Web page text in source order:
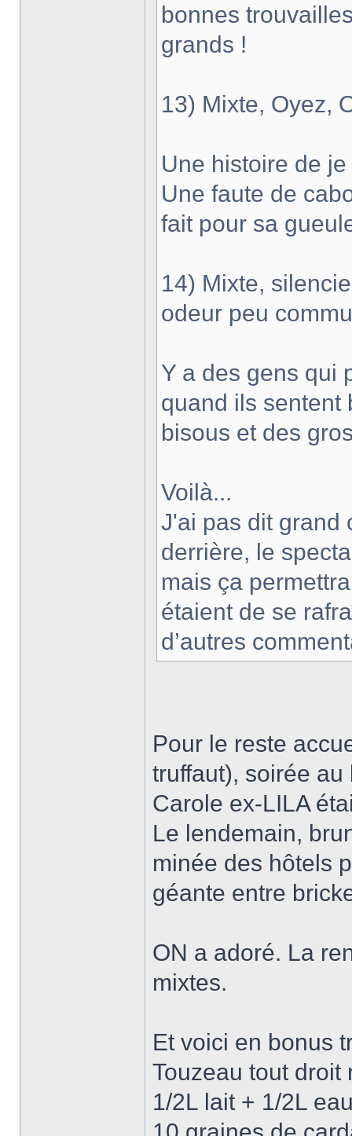
bonnes
grands !
13) Mixte, Oyez,
Une histoire de
Une faute de
fait pour sa
14) Mixte,
odeur peu
Y a des gens qui
quand ils sentent
bisous et des
Voilà...
J'ai pas dit grand
derrière, le
mais ça
étaient de se
d’autres
Pour le reste
truffaut), soirée
Carole ex-LILA
Le lendemain,
minée des hôtels
géante entre
ON a adoré. La
mixtes.
Et voici en bonus
Touzeau tout droit
1/2L lait + 1/2L